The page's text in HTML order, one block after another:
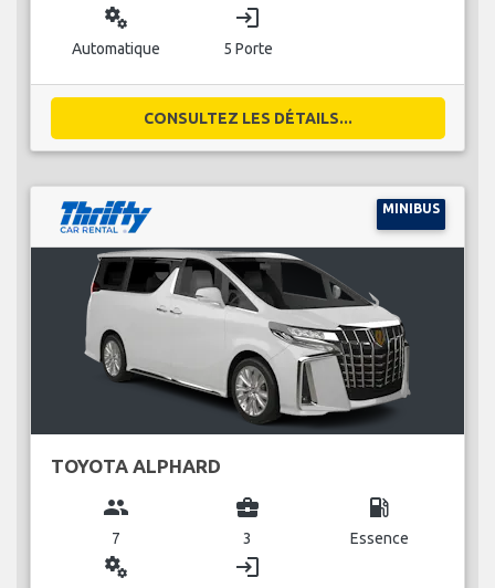
miscellaneous_services
Automatique
login
5 Porte
CONSULTEZ LES DÉTAILS...
MINIBUS
TOYOTA ALPHARD
group
7
business_center
3
local_gas_station
Essence
miscellaneous_services login